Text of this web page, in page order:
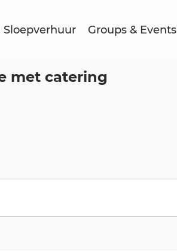
Sloepverhuur Groups & Events
met catering